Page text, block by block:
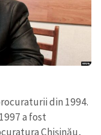
din 1994.
a fost
Chișinău,